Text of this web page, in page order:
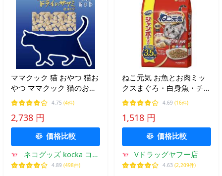
ママクック 猫 おやつ 猫お
やつ ママクック 猫のおや
つ ママクック フリーズド
ライ ささみ ママクック フ
リーズドライのササミ 粒
タイプ 猫用 ６袋
4.75 (4件)
2,738 円
価格比較
ネコグッズ kocka コチ
ュカ
4.89 (498件)
ねこ元気 お魚とお肉ミッ
クスまぐろ・白身魚・チキ
ン・緑黄色野菜入り ３．
５ｋｇ /ねこ元気 キャット
フード ドライ
4.69 (16件)
1,518 円
価格比較
Vドラッグヤフー店
4.63 (2,209件)